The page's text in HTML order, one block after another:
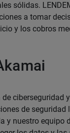
sólidas.
a tomar
y los cobros
ciberseguridad
de
y nuestro equipo